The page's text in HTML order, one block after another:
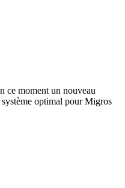
ce moment un nouveau
optimal pour Migros